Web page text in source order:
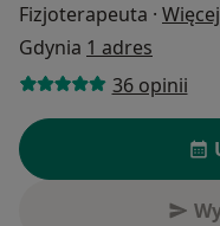
Fizjoterapeuta · Więcej
Gdynia 1 adres
36 opinii